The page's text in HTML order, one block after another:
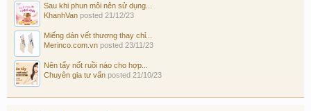
Sau khi phun môi nên sử dụng...
KhanhVan posted 21/12/23
Miếng dán vết thương thay chỉ...
Merinco.com.vn posted 23/11/23
Nên tẩy nốt ruồi nào cho hợp...
Chuyên gia tư vấn posted 21/10/23